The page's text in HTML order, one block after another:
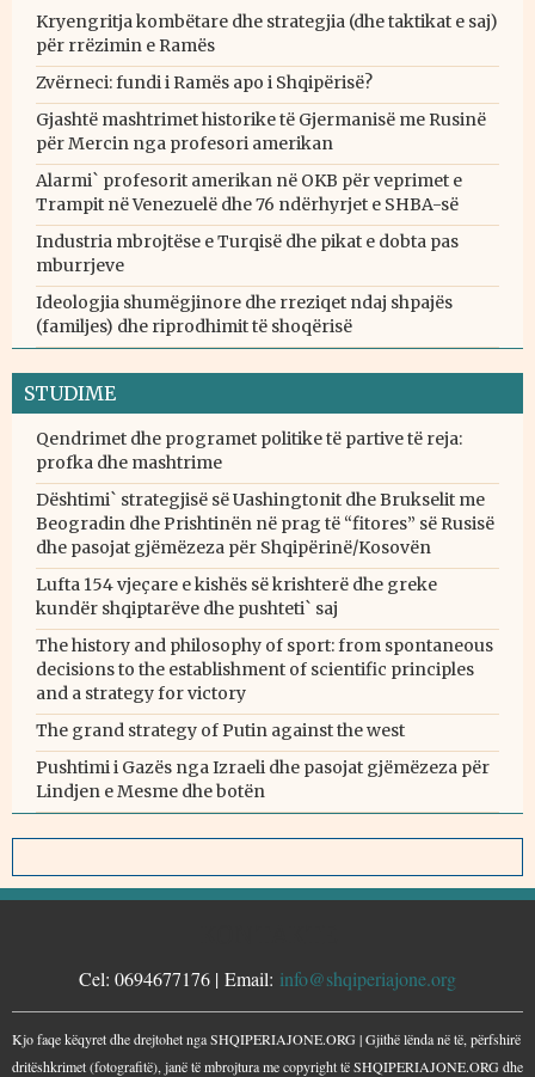
Kryengritja kombëtare dhe strategjia (dhe taktikat e saj)
për rrëzimin e Ramës
Zvërneci: fundi i Ramës apo i Shqipërisë?
Gjashtë mashtrimet historike të Gjermanisë me Rusinë
për Mercin nga profesori amerikan
Alarmi` profesorit amerikan në OKB për veprimet e
Trampit në Venezuelë dhe 76 ndërhyrjet e SHBA-së
Industria mbrojtëse e Turqisë dhe pikat e dobta pas
mburrjeve
Ideologjia shumëgjinore dhe rreziqet ndaj shpajës
(familjes) dhe riprodhimit të shoqërisë
STUDIME
Qendrimet dhe programet politike të partive të reja:
profka dhe mashtrime
Dështimi` strategjisë së Uashingtonit dhe Brukselit me
Beogradin dhe Prishtinën në prag të “fitores” së Rusisë
dhe pasojat gjëmëzeza për Shqipërinë/Kosovën
Lufta 154 vjeçare e kishës së krishterë dhe greke
kundër shqiptarëve dhe pushteti` saj
The history and philosophy of sport: from spontaneous
decisions to the establishment of scientific principles
and a strategy for victory
The grand strategy of Putin against the west
Pushtimi i Gazës nga Izraeli dhe pasojat gjëmëzeza për
Lindjen e Mesme dhe botën
Cel: 0694677176 | Email: info@shqiperiajone.org
Kjo faqe këqyret dhe drejtohet nga SHQIPERIAJONE.ORG | Gjithë lënda në të, përfshirë
dritëshkrimet (fotografitë), janë të mbrojtura me copyright të SHQIPERIAJONE.ORG dhe